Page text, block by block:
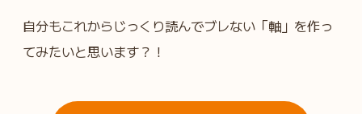
自分もこれからじっくり読んでブレない「軸」を作っ
てみたいと思います？！